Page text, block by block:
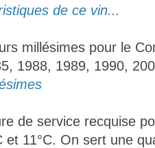
de ce vin...
millésimes pour le
1988, 1989, 1990,
de service recquise
et 11°C. On sert une